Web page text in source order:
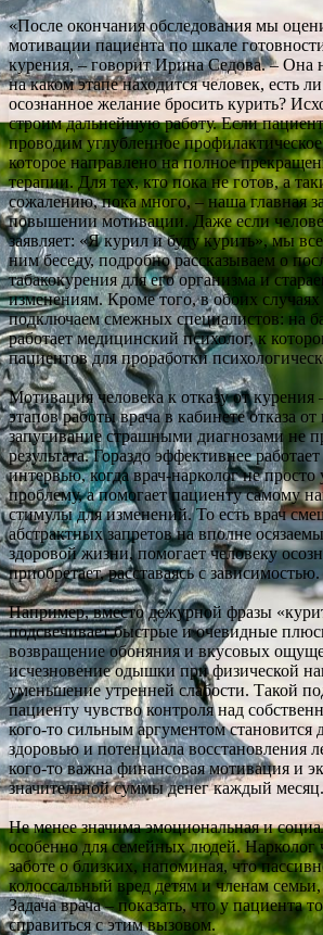
«После окончания обследования мы
мотивации пациента по шкале
курения, – говорит Ирина Седова. – Она
на каком этапе находится человек, есть
осознанное желание бросить курить?
строим дальнейшую работу. Если
проводим углубленное
которое направлено на полное
терапии. Для тех, кто пока не готов, а
сожалению, пока много, – наша главная
повышении мотивации. Даже если
заявляет: «Я курил и буду курить», мы
ним беседу, подробно рассказываем о
табакокурения для его организма и
изменениям. Кроме того, в обоих
подключаем смежных специалистов: на
работает медицинский психолог, к
пациентов для проработки
Мотивация человека к отказу от
этапов работы врача в кабинете отказа
запугивание страшными диагнозами не
результата. Гораздо эффективнее
интервью, когда врач-нарколог не просто
проблему, а помогает пациенту самому
стимулы для изменений. То есть врач
абстрактных запретов на вполне
здоровой жизни, помогает человеку
приобретает, расставаясь с зависимостью.
Например, вместо дежурной фразы
подсвечивает быстрые и очевидные
возвращение обоняния и вкусовых
исчезновение одышки при физической
уменьшение утренней слабости. Такой
пациенту чувство контроля над
кого-то сильным аргументом становится
здоровью и потенциала восстановления
кого-то важна финансовая мотивация и
значительной суммы денег каждый месяц.
Не менее значима эмоциональная и
особенно для семейных людей. Нарколог
заботе о близких, напоминая, что
колоссальный вред детям и членам
Задача врача – показать, что у пациента
справиться с этим вызовом.